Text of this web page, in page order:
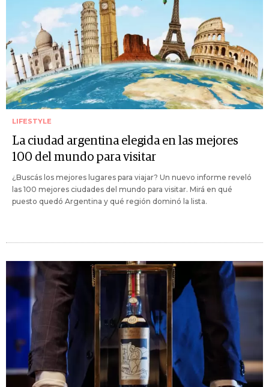
LIFESTYLE
La ciudad argentina elegida en las mejores
100 del mundo para visitar
¿Buscás los mejores lugares para viajar? Un nuevo informe reveló
las 100 mejores ciudades del mundo para visitar. Mirá en qué
puesto quedó Argentina y qué región dominó la lista.